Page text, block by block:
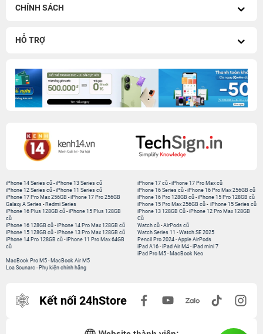
CHÍNH SÁCH
HỖ TRỢ
iPhone 14 Series cũ -iPhone 13 Series cũ
iPhone 12 Series cũ -iPhone 11 Series cũ
iPhone 17 Pro Max 256GB -iPhone 17 Pro 256GB
Galaxy A Series - Redmi Series
iPhone 17 cũ -iPhone 17 Pro Max cũ
iPhone 16 Series cũ - iPhone 16 Pro Max 256GB cũ
iPhone 16 Pro 128GB cũ -iPhone 15 Pro 128GB cũ
iPhone 15 Pro Max 256GB cũ - iPhone 15 Series cũ
iPhone 16 Plus 128GB cũ -iPhone 15 Plus 128GB
cũ
iPhone 16 128GB cũ -iPhone 14 Pro Max 128GB cũ
iPhone 15 128GB cũ -iPhone 13 Pro Max 128GB cũ
iPhone 14 Pro 128GB cũ -iPhone 11 Pro Max 64GB
cũ
iPhone 13 128GB Cũ -iPhone 12 Pro Max 128GB
Cũ
Watch cũ -AirPods cũ
Watch Series 11 -Watch SE 2025
Pencil Pro 2024 -Apple AirPods
iPad A16 -iPad Air M4 -iPad mini 7
iPad Pro M5 - MacBook Neo
MacBook Pro M5 - MacBook Air M5
Loa Sounarc - Phụ kiện chính hãng
Kết nối 24hStore